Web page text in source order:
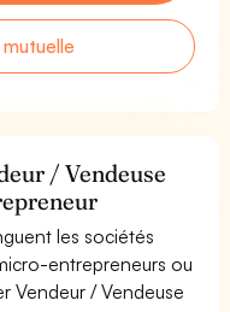
/ Vendeuse
les sociétés
entrepreneurs ou
Vendeur / Vendeuse